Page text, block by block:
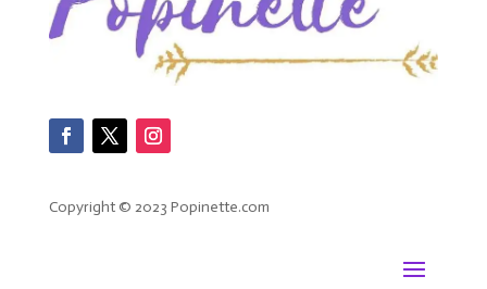
Copyright © 2023 Popinette.com